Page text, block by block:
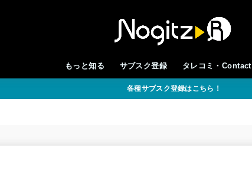
もっと知る サブスク登録 タレコミ・Contact
各種サブスク登録はこちら！